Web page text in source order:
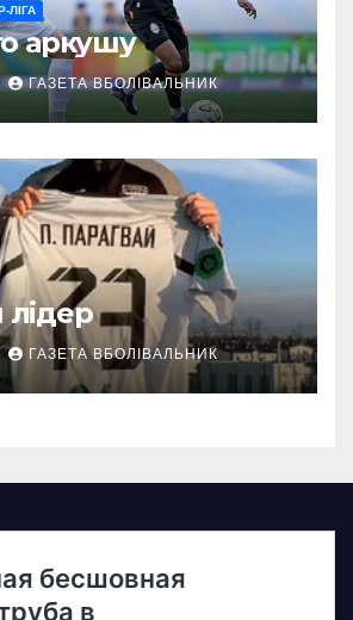
ЛІГА
аркушу
ГАЗЕТА ВБОЛІВАЛЬНИК
ГАЗЕТА ВБОЛІВАЛЬНИК